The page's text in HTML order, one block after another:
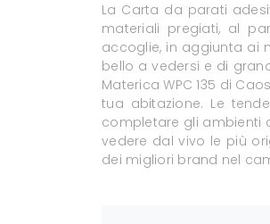
La Carta da parati
materiali pregiati, al
accoglie, in aggiunta ai
bello a vedersi e di
Materica WPC 135 di
tua abitazione. Le
completare gli ambienti
vedere dal vivo le più
dei migliori brand nel